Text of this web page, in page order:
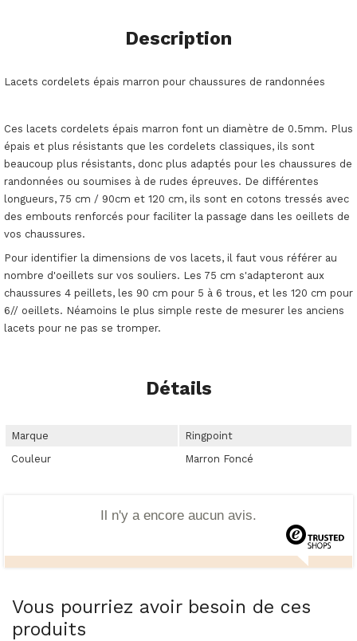
Description
Lacets cordelets épais marron pour chaussures de randonnées
Ces lacets cordelets épais marron font un diamètre de 0.5mm. Plus
épais et plus résistants que les cordelets classiques, ils sont
beaucoup plus résistants, donc plus adaptés pour les chaussures de
randonnées ou soumises à de rudes épreuves. De différentes
longueurs, 75 cm / 90cm et 120 cm, ils sont en cotons tressés avec
des embouts renforcés pour faciliter la passage dans les oeillets de
vos chaussures.
Pour identifier la dimensions de vos lacets, il faut vous référer au
nombre d'oeillets sur vos souliers. Les 75 cm s'adapteront aux
chaussures 4 peillets, les 90 cm pour 5 à 6 trous, et les 120 cm pour
6// oeillets. Néamoins le plus simple reste de mesurer les anciens
lacets pour ne pas se tromper.
Détails
Marque
Ringpoint
Couleur
Marron Foncé
Il n'y a encore aucun avis.
Vous pourriez avoir besoin de ces
produits